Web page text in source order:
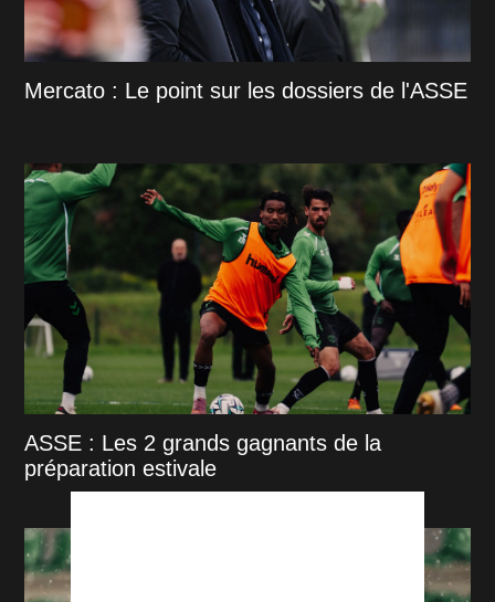
Mercato : Le point sur les dossiers de l'ASSE
ASSE : Les 2 grands gagnants de la
préparation estivale